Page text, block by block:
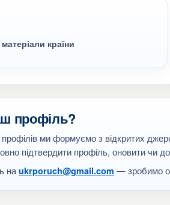
країни
профіль?
ми формуємо з відкритих
підтвердити профіль, оновити чи
на ukrporuch@gmail.com — зробимо